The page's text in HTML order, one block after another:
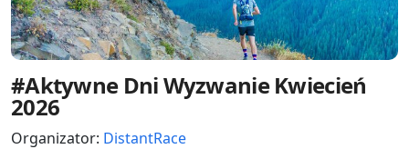
#Aktywne Dni Wyzwanie Kwiecień
2026
Organizator: DistantRace